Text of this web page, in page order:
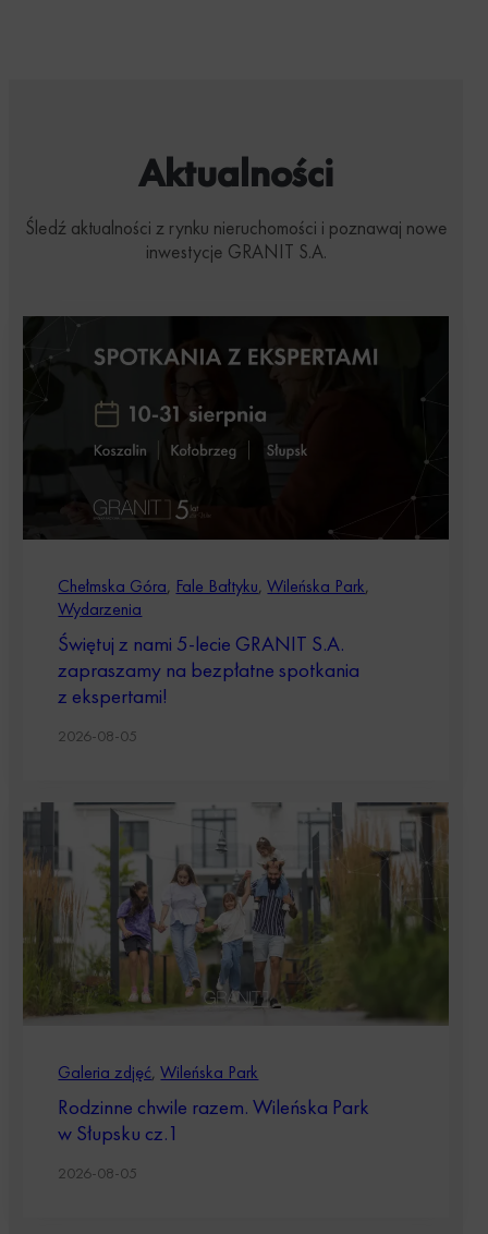
Aktualności
Śledź aktualności z rynku nieruchomości i poznawaj nowe
inwestycje GRANIT S.A.
Chełmska Góra, Fale Bałtyku,Wileńska Park,
Wydarzenia
Świętuj z nami 5-lecie GRANIT S.A.
zapraszamy na bezpłatne spotkania
z ekspertami!
2026-08-05
Galeria zdjęć,Wileńska Park
Rodzinne chwile razem. Wileńska Park
w Słupsku cz.1
2026-08-05